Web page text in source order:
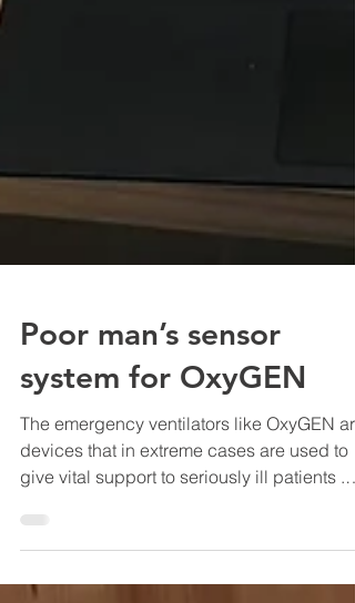
Poor man’s sensor
system for OxyGEN
devices that in extreme cases are used to
give vital support to seriously ill patients .
They...